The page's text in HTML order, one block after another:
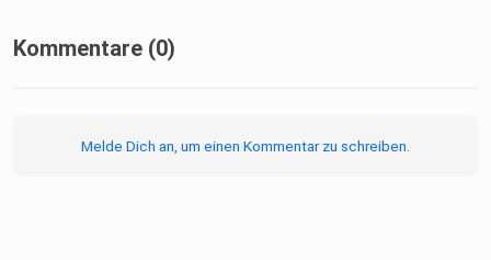
Kommentare (0)
Melde Dich an, um einen Kommentar zu schreiben.